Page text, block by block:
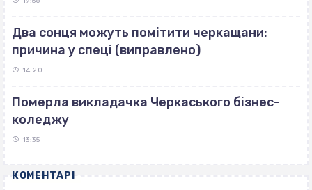
Два сонця можуть помітити черкащани:
причина у спеці (виправлено)
14:20
Померла викладачка Черкаського бізнес-
коледжу
13:35
КОМЕНТАРІ